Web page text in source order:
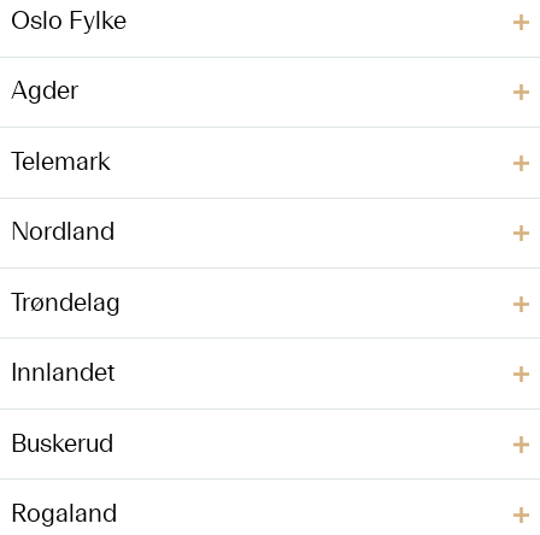
Oslo Fylke
Agder
Telemark
Nordland
Trøndelag
Innlandet
Buskerud
Rogaland